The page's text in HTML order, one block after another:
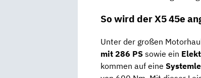
So wird der X5 45e
Unter der großen
mit 286 PS sowie ein
kommen auf eine